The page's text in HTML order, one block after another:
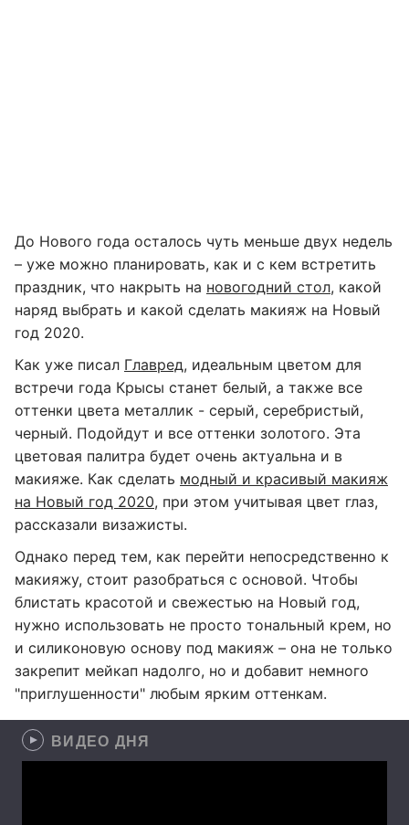
До Нового года осталось чуть меньше двух недель
– уже можно планировать, как и с кем встретить
праздник, что накрыть на новогодний стол, какой
наряд выбрать и какой сделать макияж на Новый
год 2020.
Как уже писал Главред, идеальным цветом для
встречи года Крысы станет белый, а также все
оттенки цвета металлик - серый, серебристый,
черный. Подойдут и все оттенки золотого. Эта
цветовая палитра будет очень актуальна и в
макияже. Как сделать модный и красивый макияж
на Новый год 2020, при этом учитывая цвет глаз,
рассказали визажисты.
Однако перед тем, как перейти непосредственно к
макияжу, стоит разобраться с основой. Чтобы
блистать красотой и свежестью на Новый год,
нужно использовать не просто тональный крем, но
и силиконовую основу под макияж – она не только
закрепит мейкап надолго, но и добавит немного
"приглушенности" любым ярким оттенкам.
ВИДЕО ДНЯ